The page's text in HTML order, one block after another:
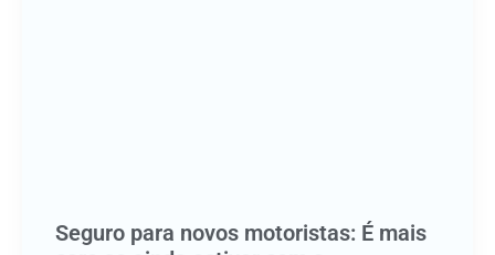
Seguro para novos motoristas: É mais